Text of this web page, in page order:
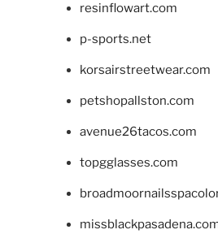
resinflowart.com
p-sports.net
korsairstreetwear.com
petshopallston.com
avenue26tacos.com
topgglasses.com